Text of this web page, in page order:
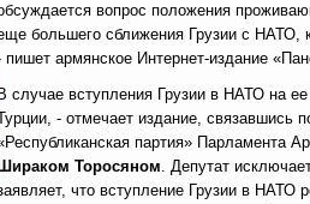
вопрос положения
большего сближения Грузии с НАТО,
пишет армянское Интернет-издание
В случае вступления Грузии в НАТО на
- отмечает издание, связавшись
партия» Парламента
Шираком Торосяном. Депутат
что вступление Грузии в